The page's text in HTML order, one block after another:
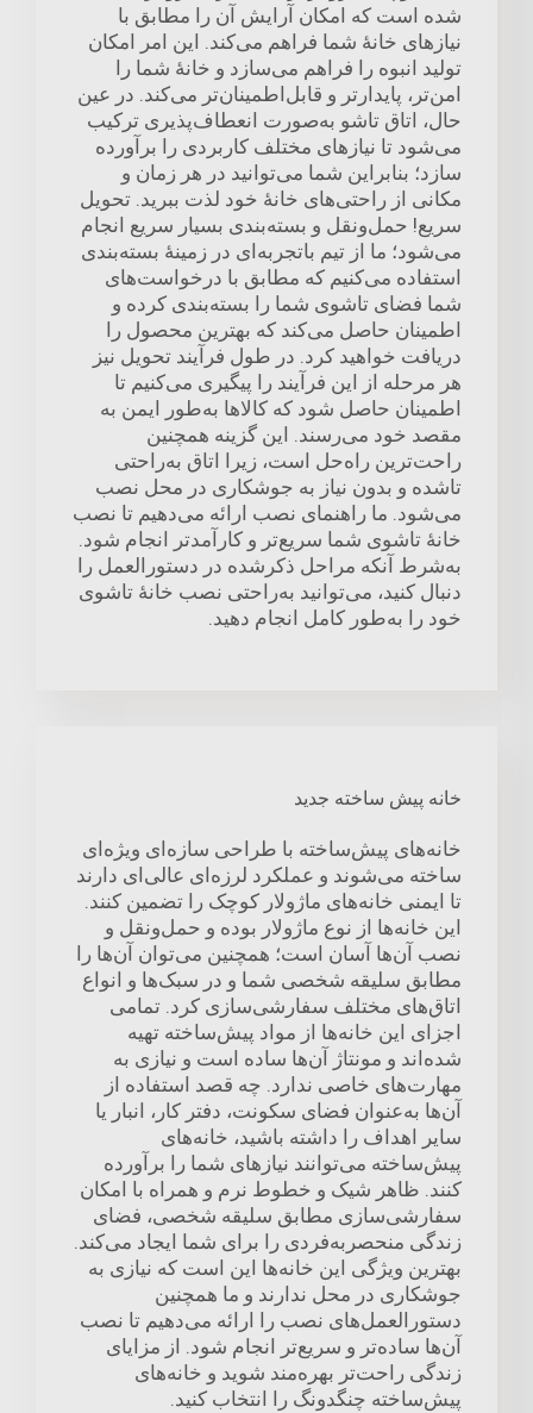
شده است که امکان آرایش آن را مطابق با
نیازهای خانهٔ شما فراهم می‌کند. این امر امکان
تولید انبوه را فراهم می‌سازد و خانهٔ شما را
امن‌تر، پایدارتر و قابل‌اطمینان‌تر می‌کند. در عین
حال، اتاق تاشو به‌صورت انعطاف‌پذیری ترکیب
می‌شود تا نیازهای مختلف کاربردی را برآورده
سازد؛ بنابراین شما می‌توانید در هر زمان و
مکانی از راحتی‌های خانهٔ خود لذت ببرید. تحویل
سریع! حمل‌ونقل و بسته‌بندی بسیار سریع انجام
می‌شود؛ ما از تیم باتجربه‌ای در زمینهٔ بسته‌بندی
استفاده می‌کنیم که مطابق با درخواست‌های
شما فضای تاشوی شما را بسته‌بندی کرده و
اطمینان حاصل می‌کند که بهترین محصول را
دریافت خواهید کرد. در طول فرآیند تحویل نیز
هر مرحله از این فرآیند را پیگیری می‌کنیم تا
اطمینان حاصل شود که کالاها به‌طور ایمن به
مقصد خود می‌رسند. این گزینه همچنین
راحت‌ترین راه‌حل است، زیرا اتاق به‌راحتی
تاشده و بدون نیاز به جوشکاری در محل نصب
می‌شود. ما راهنمای نصب ارائه می‌دهیم تا نصب
خانهٔ تاشوی شما سریع‌تر و کارآمدتر انجام شود.
به‌شرط آنکه مراحل ذکرشده در دستورالعمل را
دنبال کنید، می‌توانید به‌راحتی نصب خانهٔ تاشوی
خود را به‌طور کامل انجام دهید.
خانه پیش ساخته جدید
خانه‌های پیش‌ساخته با طراحی سازه‌ای ویژه‌ای
ساخته می‌شوند و عملکرد لرزه‌ای عالی‌ای دارند
تا ایمنی خانه‌های ماژولار کوچک را تضمین کنند.
این خانه‌ها از نوع ماژولار بوده و حمل‌ونقل و
نصب آن‌ها آسان است؛ همچنین می‌توان آن‌ها را
مطابق سلیقه شخصی شما و در سبک‌ها و انواع
اتاق‌های مختلف سفارشی‌سازی کرد. تمامی
اجزای این خانه‌ها از مواد پیش‌ساخته تهیه
شده‌اند و مونتاژ آن‌ها ساده است و نیازی به
مهارت‌های خاصی ندارد. چه قصد استفاده از
آن‌ها به‌عنوان فضای سکونت، دفتر کار، انبار یا
سایر اهداف را داشته باشید، خانه‌های
پیش‌ساخته می‌توانند نیازهای شما را برآورده
کنند. ظاهر شیک و خطوط نرم و همراه با امکان
سفارشی‌سازی مطابق سلیقه شخصی، فضای
زندگی منحصربه‌فردی را برای شما ایجاد می‌کند.
بهترین ویژگی این خانه‌ها این است که نیازی به
جوشکاری در محل ندارند و ما همچنین
دستورالعمل‌های نصب را ارائه می‌دهیم تا نصب
آن‌ها ساده‌تر و سریع‌تر انجام شود. از مزایای
زندگی راحت‌تر بهره‌مند شوید و خانه‌های
پیش‌ساخته چنگدونگ را انتخاب کنید.